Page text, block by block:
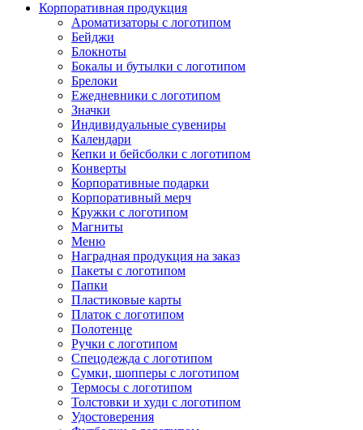
Корпоративная продукция
Ароматизаторы с логотипом
Бейджи
Блокноты
Бокалы и бутылки с логотипом
Брелоки
Ежедневники с логотипом
Значки
Индивидуальные сувениры
Календари
Кепки и бейсболки с логотипом
Конверты
Корпоративные подарки
Корпоративный мерч
Кружки с логотипом
Магниты
Меню
Наградная продукция на заказ
Пакеты с логотипом
Папки
Пластиковые карты
Платок с логотипом
Полотенце
Ручки с логотипом
Спецодежда с логотипом
Сумки, шопперы с логотипом
Термосы с логотипом
Толстовки и худи с логотипом
Удостоверения